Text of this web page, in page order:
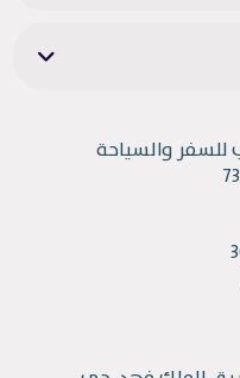
للسفر والسياحة